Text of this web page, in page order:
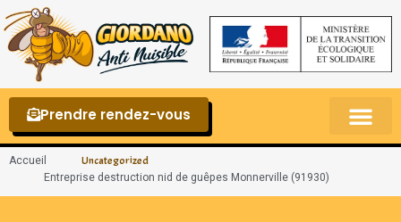
Prendre rendez-vous
Accueil Uncategorized
Entreprise destruction nid de guêpes Monnerville (91930)